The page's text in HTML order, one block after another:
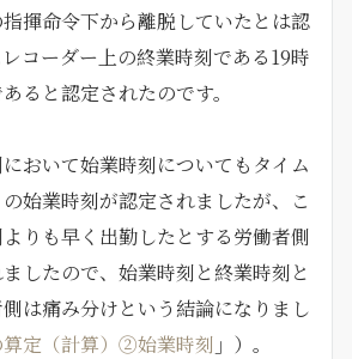
揮命令下から離脱していたとは認
コーダー上の終業時刻である19時
ると認定されたのです。
おいて始業時刻についてもタイム
始業時刻が認定されましたが、こ
りも早く出勤したとする労働者側
したので、始業時刻と終業時刻と
は痛み分けという結論になりまし
定（計算）②始業時刻 」）。